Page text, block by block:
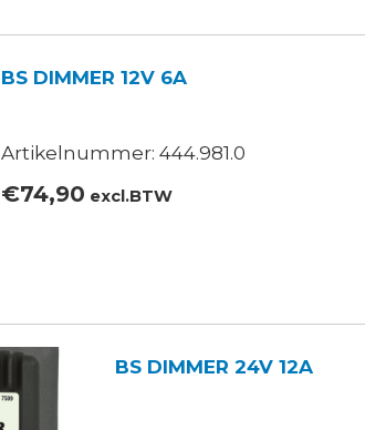
BS DIMMER 12V 6A
Artikelnummer: 444.981.0
€74,90 excl.BTW
BS DIMMER 24V 12A